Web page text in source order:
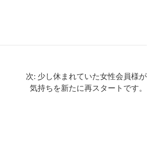
次: 少し休まれていた女性会員様が
気持ちを新たに再スタートです。